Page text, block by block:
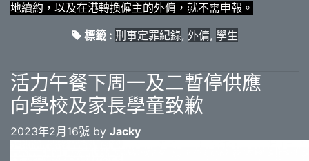
地續約，以及在港轉換僱主的外傭，就不需申報。
標籤 : 刑事定罪紀錄, 外傭, 學生
活力午餐下周一及二暫停供應
向學校及家長學童致歉
2023年2月16號 by Jacky